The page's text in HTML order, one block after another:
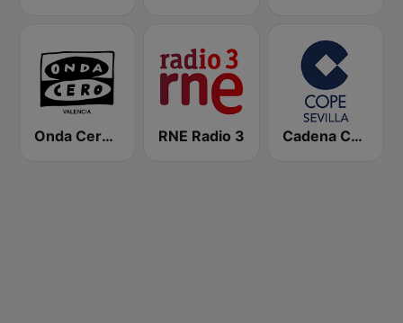
Onda Cero Valencia RNE Radio 3 Cadena COPE Sevilla